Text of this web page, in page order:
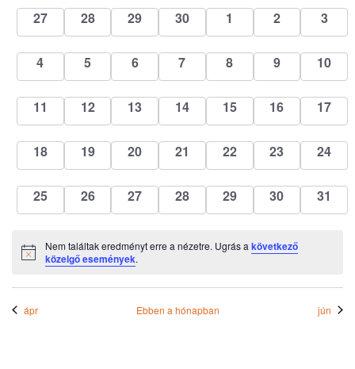
és
nézet
naptár
0
események
27
0
események
28
0
események
29
0
események
30
0
események
1
0
események
2
0
3
0
események
4
0
események
5
0
események
6
0
események
7
0
események
8
0
események
9
0
10
0
események
11
0
események
12
0
események
13
0
események
14
0
események
15
0
események
16
0
17
0
események
18
0
események
19
0
események
20
0
események
21
0
események
22
0
események
23
0
24
0
események
25
0
események
26
0
események
27
0
események
28
0
események
29
0
események
30
0
31
Notice
Nem találtak eredményt erre a nézetre. Ugrás akövetkező
közelgő események.
ápr Ebben a hónapban jún